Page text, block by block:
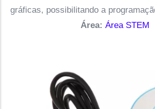
gráficas, possibilitando a
Área: Área STEM